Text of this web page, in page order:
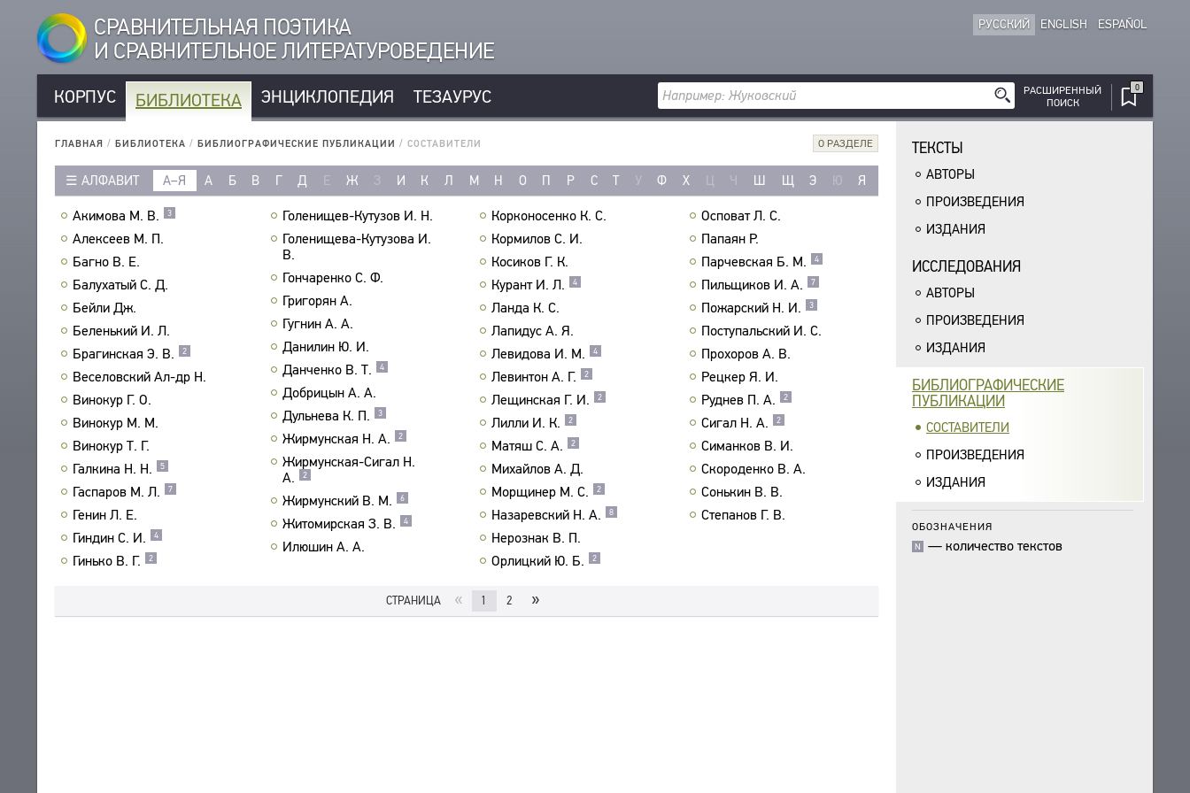
СРАВНИТЕЛЬНАЯ ПОЭТИКА
И СРАВНИТЕЛЬНОЕ ЛИТЕРАТУРОВЕДЕНИЕ
РУССКИЙ ENGLISH ESPAÑOL
КОРПУС БИБЛИОТЕКА ЭНЦИКЛОПЕДИЯ ТЕЗАУРУС
РАСШИРЕННЫЙ
ПОИСК
0
ГЛАВНАЯ / БИБЛИОТЕКА / БИБЛИОГРАФИЧЕСКИЕ ПУБЛИКАЦИИ / СОСТАВИТЕЛИ О РАЗДЕЛЕ
АЛФАВИТ А–Я А Б В Г Д Е Ж З И К Л М Н О П Р С Т У Ф Х Ц Ч Ш Щ Э Ю Я
Акимова М. В. 3
Алексеев М. П.
Багно В. Е.
Балухатый С. Д.
Бейли Дж.
Беленький И. Л.
Брагинская Э. В.
2
Веселовский Ал-др Н.
Винокур Г. О.
Винокур М. М.
Винокур Т. Г.
Галкина Н. Н.
5
Гаспаров М. Л. 7
Генин Л. Е.
Гиндин С. И.
4
Гинько В. Г. 2
Голенищев-Кутузов И. Н.
Голенищева-Кутузова И.
В.
Гончаренко С. Ф.
Григорян А.
Гугнин А. А.
Данилин Ю. И.
Данченко В. Т.
4
Добрицын А. А.
Дульнева К. П.
3
Жирмунская Н. А. 2
Жирмунская-Сигал Н.
А.
2
Жирмунский В. М. 6
Житомирская З. В. 4
Илюшин А. А.
Корконосенко К. С.
Кормилов С. И.
Косиков Г. К.
Курант И. Л.
4
Ланда К. С.
Лапидус А. Я.
Левидова И. М.
4
Левинтон А. Г. 2
Лещинская Г. И. 2
Лилли И. К. 2
Матяш С. А. 2
Михайлов А. Д.
Морщинер М. С.
2
Назаревский Н. А. 8
Нерознак В. П.
Орлицкий Ю. Б.
2
Осповат Л. С.
Папаян Р.
Парчевская Б. М.
4
Пильщиков И. А. 7
Пожарский Н. И. 3
Поступальский И. С.
Прохоров А. В.
Рецкер Я. И.
Руднев П. А.
2
Сигал Н. А. 2
Симанков В. И.
Скороденко В. А.
Сонькин В. В.
Степанов Г. В.
СТРАНИЦА « 1 2 »
ТЕКСТЫ
АВТОРЫ
ПРОИЗВЕДЕНИЯ
ИЗДАНИЯ
ИССЛЕДОВАНИЯ
АВТОРЫ
ПРОИЗВЕДЕНИЯ
ИЗДАНИЯ
БИБЛИОГРАФИЧЕСКИЕ
ПУБЛИКАЦИИ
СОСТАВИТЕЛИ
ПРОИЗВЕДЕНИЯ
ИЗДАНИЯ
ОБОЗНАЧЕНИЯ
N — количество текстов
КОРПУС
РУССКОЯЗЫЧНЫЕ ПРОИЗВЕДЕНИЯ
ИНОЯЗЫЧНЫЕ ПРОИЗВЕДЕНИЯ
МЕТРИКА
СТРОФИКА
ЯЗЫКИ
РЕЧЕВЫЕ ФОРМЫ
ТИПЫ
КОЛИЧЕСТВО ПЕРЕВОДОВ
БИБЛИОТЕКА
ТЕКСТЫ
АВТОРЫ
ПРОИЗВЕДЕНИЯ
ИЗДАНИЯ
ИССЛЕДОВАНИЯ
АВТОРЫ
ПРОИЗВЕДЕНИЯ
БИБЛИОГРАФИЧЕСКИЕ ПУБЛИКАЦИИ
СОСТАВИТЕЛИ
ПРОИЗВЕДЕНИЯ
ИЗДАНИЯ
СЛОВНИК
ВСЕ БИОСПРАВКИ
ПОЭТЫ
ТЕЗАУРУС
СТРУКТУРА
УКАЗАТЕЛЬ ТЕРМИНОВ
ПОИСК
КРАТКО О ПРОЕКТЕ